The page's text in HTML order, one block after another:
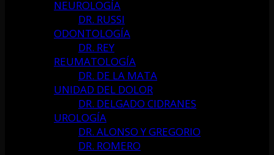
NEUROLOGÍA
DR. RUSSI
ODONTOLOGÍA
DR. REY
REUMATOLOGÍA
DR. DE LA MATA
UNIDAD DEL DOLOR
DR. DELGADO CIDRANES
UROLOGÍA
DR. ALONSO Y GREGORIO
DR. ROMERO